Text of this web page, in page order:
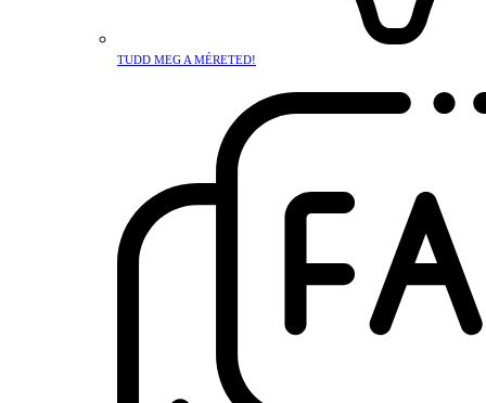
TUDD MEG A MÉRETED!